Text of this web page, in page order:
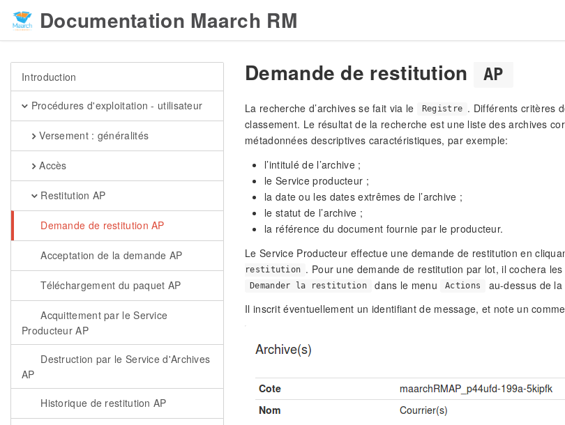
Documentation Maarch RM
Introduction
Procédures d'exploitation - utilisateur
Versement : généralités
Accès
Restitution AP
Demande de restitution AP
Acceptation de la demande AP
Téléchargement du paquet AP
Acquittement par le Service
Producteur AP
Destruction par le Service d'Archives
AP
Historique de restitution AP
Demande de restitution AP
La recherche d’archives se fait via le Registre . Différents critères
classement. Le résultat de la recherche est une liste des archives
métadonnées descriptives caractéristiques, par exemple:
l’intitulé de l’archive ;
le Service producteur ;
la date ou les dates extrêmes de l’archive ;
le statut de l’archive ;
la référence du document fournie par le producteur.
Le Service Producteur effectue une demande de restitution en
restitution . Pour une demande de restitution par lot, il cochera
Demander la restitution dans le menu Actions
au-dessus de la
Il inscrit éventuellement un identifiant de message, et note un